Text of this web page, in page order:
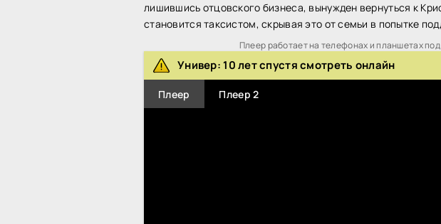
лишившись отцовского бизнеса, вынужден вернуться к
становится таксистом, скрывая это от семьи в попытке
Плеер работает на телефонах и планшетах
Универ: 10 лет спустя смотреть онлайн
Плеер Плеер 2